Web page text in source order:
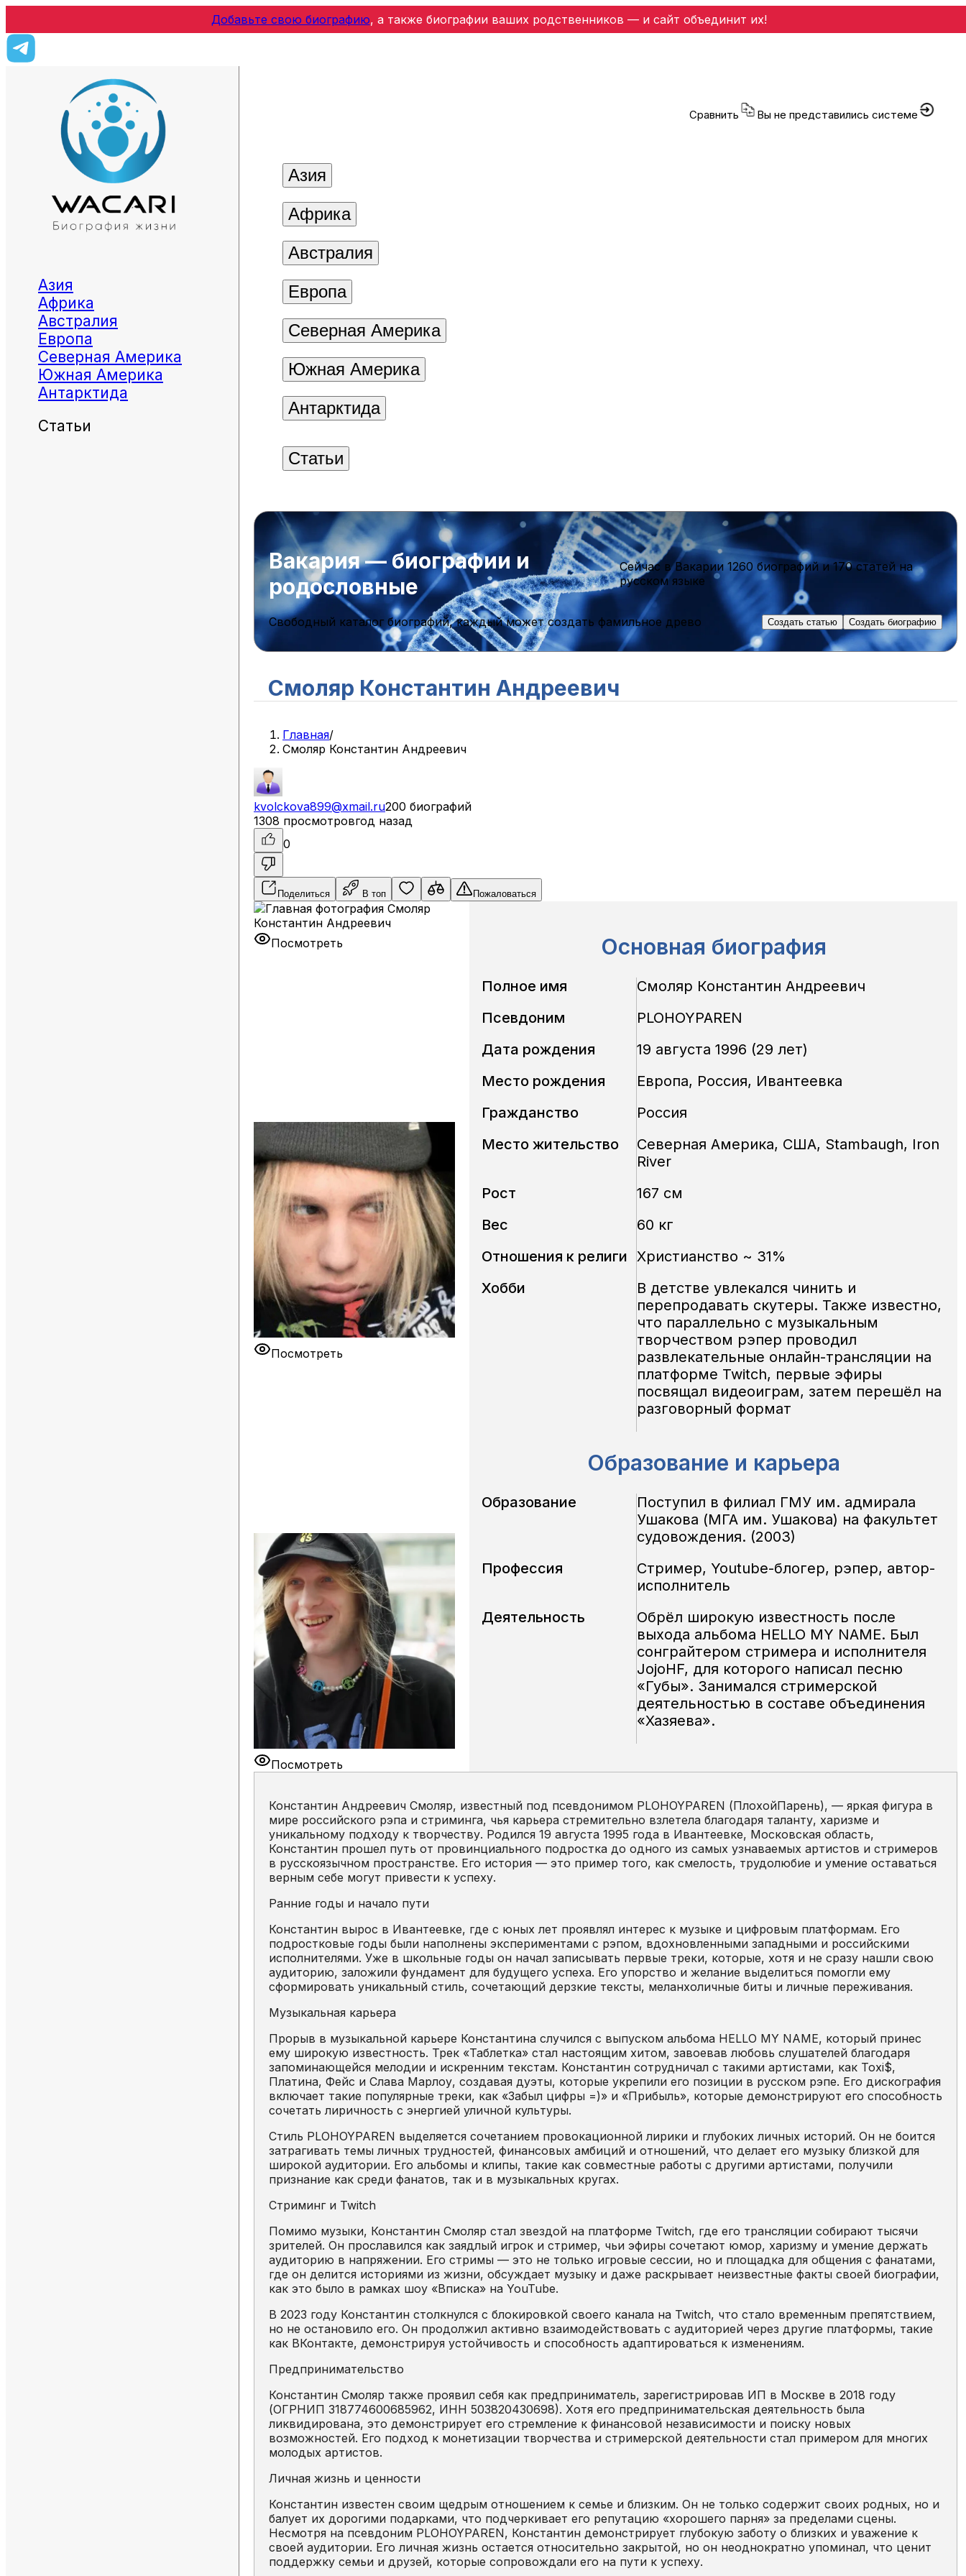
Добавьте свою биографию, а также биографии ваших родственников — и сайт объединит их!
Азия
Африка
Австралия
Европа
Северная Америка
Южная Америка
Антарктида
Статьи
Сравнить Вы не представились системе
Азия
Африка
Австралия
Европа
Северная Америка
Южная Америка
Антарктида
Статьи
Вакария — биографии и
родословные
Cейчас в Вакарии 1260 биографийи170 статейна
русском языке
Свободный каталог биографий, каждый может создать фамильное древо Создать статью Создать биографию
Смоляр Константин Андреевич
Главная/
Смоляр Константин Андреевич
kvolckova899@xmail.ru200 биографий
1308 просмотровгод назад
0
Поделиться В топ Пожаловаться
Посмотреть
Посмотреть
Посмотреть
Основная биография
Полное имя
Смоляр Константин Андреевич
Псевдоним
PLOHOYPAREN
Дата рождения
19 августа 1996 (29 лет)
Место рождения
Европа, Россия, Ивантеевка
Гражданство
Россия
Место жительство
Северная Америка, США, Stambaugh, Iron
River
Рост
167 см
Вес
60 кг
Отношения к религи Христианство ~ 31%
Хобби
В детстве увлекался чинить и
перепродавать скутеры. Также известно,
что параллельно с музыкальным
творчеством рэпер проводил
развлекательные онлайн-трансляции на
платформе Twitch, первые эфиры
посвящал видеоиграм, затем перешёл на
разговорный формат
Образование и карьера
Образование
Поступил в филиал ГМУ им. адмирала
Ушакова (МГА им. Ушакова) на факультет
судовождения. (2003)
Профессия
Стример, Youtube-блогер, рэпер, автор-
исполнитель
Деятельность
Обрёл широкую известность после
выхода альбома HELLO MY NAME. Был
сонграйтером стримера и исполнителя
JojoHF, для которого написал песню
«Губы». Занимался стримерской
деятельностью в составе объединения
«Хазяева».
Константин Андреевич Смоляр, известный под псевдонимом PLOHOYPAREN (ПлохойПарень), — яркая фигура в
мире российского рэпа и стриминга, чья карьера стремительно взлетела благодаря таланту, харизме и
уникальному подходу к творчеству. Родился 19 августа 1995 года в Ивантеевке, Московская область,
Константин прошел путь от провинциального подростка до одного из самых узнаваемых артистов и стримеров
в русскоязычном пространстве. Его история — это пример того, как смелость, трудолюбие и умение оставаться
верным себе могут привести к успеху.
Ранние годы и начало пути
Константин вырос в Ивантеевке, где с юных лет проявлял интерес к музыке и цифровым платформам. Его
подростковые годы были наполнены экспериментами с рэпом, вдохновленными западными и российскими
исполнителями. Уже в школьные годы он начал записывать первые треки, которые, хотя и не сразу нашли свою
аудиторию, заложили фундамент для будущего успеха. Его упорство и желание выделиться помогли ему
сформировать уникальный стиль, сочетающий дерзкие тексты, меланхоличные биты и личные переживания.
Музыкальная карьера
Прорыв в музыкальной карьере Константина случился с выпуском альбома HELLO MY NAME, который принес
ему широкую известность. Трек «Таблетка» стал настоящим хитом, завоевав любовь слушателей благодаря
запоминающейся мелодии и искренним текстам. Константин сотрудничал с такими артистами, как Toxi$,
Платина, Фейс и Слава Марлоу, создавая дуэты, которые укрепили его позиции в русском рэпе. Его дискография
включает такие популярные треки, как «Забыл цифры =)» и «Прибыль», которые демонстрируют его способность
сочетать лиричность с энергией уличной культуры.
Стиль PLOHOYPAREN выделяется сочетанием провокационной лирики и глубоких личных историй. Он не боится
затрагивать темы личных трудностей, финансовых амбиций и отношений, что делает его музыку близкой для
широкой аудитории. Его альбомы и клипы, такие как совместные работы с другими артистами, получили
признание как среди фанатов, так и в музыкальных кругах.
Стриминг и Twitch
Помимо музыки, Константин Смоляр стал звездой на платформе Twitch, где его трансляции собирают тысячи
зрителей. Он прославился как заядлый игрок и стример, чьи эфиры сочетают юмор, харизму и умение держать
аудиторию в напряжении. Его стримы — это не только игровые сессии, но и площадка для общения с фанатами,
где он делится историями из жизни, обсуждает музыку и даже раскрывает неизвестные факты своей биографии,
как это было в рамках шоу «Вписка» на YouTube.
В 2023 году Константин столкнулся с блокировкой своего канала на Twitch, что стало временным препятствием,
но не остановило его. Он продолжил активно взаимодействовать с аудиторией через другие платформы, такие
как ВКонтакте, демонстрируя устойчивость и способность адаптироваться к изменениям.
Предпринимательство
Константин Смоляр также проявил себя как предприниматель, зарегистрировав ИП в Москве в 2018 году
(ОГРНИП 318774600685962, ИНН 503820430698). Хотя его предпринимательская деятельность была
ликвидирована, это демонстрирует его стремление к финансовой независимости и поиску новых
возможностей. Его подход к монетизации творчества и стримерской деятельности стал примером для многих
молодых артистов.
Личная жизнь и ценности
Константин известен своим щедрым отношением к семье и близким. Он не только содержит своих родных, но и
балует их дорогими подарками, что подчеркивает его репутацию «хорошего парня» за пределами сцены.
Несмотря на псевдоним PLOHOYPAREN, Константин демонстрирует глубокую заботу о близких и уважение к
своей аудитории. Его личная жизнь остается относительно закрытой, но он неоднократно упоминал, что ценит
поддержку семьи и друзей, которые сопровождали его на пути к успеху.